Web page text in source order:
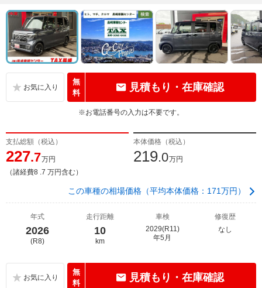
無
料
見積もり・在庫確認
※お電話番号の入力は不要です。
支払総額（税込）
227.7万円
（諸経費8 .7 万円含む）
本体価格（税込）
219.0万円
この車種の相場価格（平均本体価格：171万円）
年式
2026
(R8)
走行距離
10
km
車検
2029(R11)
年5月
修復歴
なし
無
料
見積もり・在庫確認